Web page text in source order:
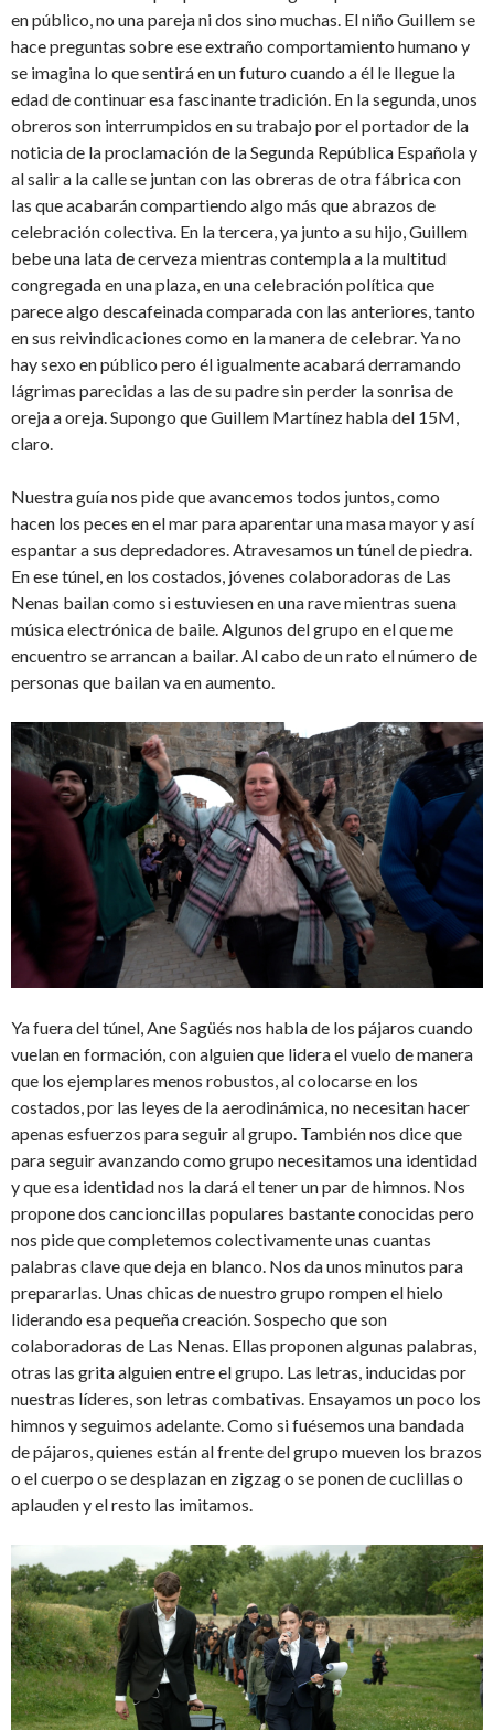
en público, no una pareja ni dos sino muchas. El niño Guillem se
hace preguntas sobre ese extraño comportamiento humano y
se imagina lo que sentirá en un futuro cuando a él le llegue la
edad de continuar esa fascinante tradición. En la segunda, unos
obreros son interrumpidos en su trabajo por el portador de la
noticia de la proclamación de la Segunda República Española y
al salir a la calle se juntan con las obreras de otra fábrica con
las que acabarán compartiendo algo más que abrazos de
celebración colectiva. En la tercera, ya junto a su hijo, Guillem
bebe una lata de cerveza mientras contempla a la multitud
congregada en una plaza, en una celebración política que
parece algo descafeinada comparada con las anteriores, tanto
en sus reivindicaciones como en la manera de celebrar. Ya no
hay sexo en público pero él igualmente acabará derramando
lágrimas parecidas a las de su padre sin perder la sonrisa de
oreja a oreja. Supongo que Guillem Martínez habla del 15M,
claro.
Nuestra guía nos pide que avancemos todos juntos, como
hacen los peces en el mar para aparentar una masa mayor y así
espantar a sus depredadores. Atravesamos un túnel de piedra.
En ese túnel, en los costados, jóvenes colaboradoras de Las
Nenas bailan como si estuviesen en una rave mientras suena
música electrónica de baile. Algunos del grupo en el que me
encuentro se arrancan a bailar. Al cabo de un rato el número de
personas que bailan va en aumento.
Ya fuera del túnel, Ane Sagüés nos habla de los pájaros cuando
vuelan en formación, con alguien que lidera el vuelo de manera
que los ejemplares menos robustos, al colocarse en los
costados, por las leyes de la aerodinámica, no necesitan hacer
apenas esfuerzos para seguir al grupo. También nos dice que
para seguir avanzando como grupo necesitamos una identidad
y que esa identidad nos la dará el tener un par de himnos. Nos
propone dos cancioncillas populares bastante conocidas pero
nos pide que completemos colectivamente unas cuantas
palabras clave que deja en blanco. Nos da unos minutos para
prepararlas. Unas chicas de nuestro grupo rompen el hielo
liderando esa pequeña creación. Sospecho que son
colaboradoras de Las Nenas. Ellas proponen algunas palabras,
otras las grita alguien entre el grupo. Las letras, inducidas por
nuestras líderes, son letras combativas. Ensayamos un poco los
himnos y seguimos adelante. Como si fuésemos una bandada
de pájaros, quienes están al frente del grupo mueven los brazos
o el cuerpo o se desplazan en zigzag o se ponen de cuclillas o
aplauden y el resto las imitamos.